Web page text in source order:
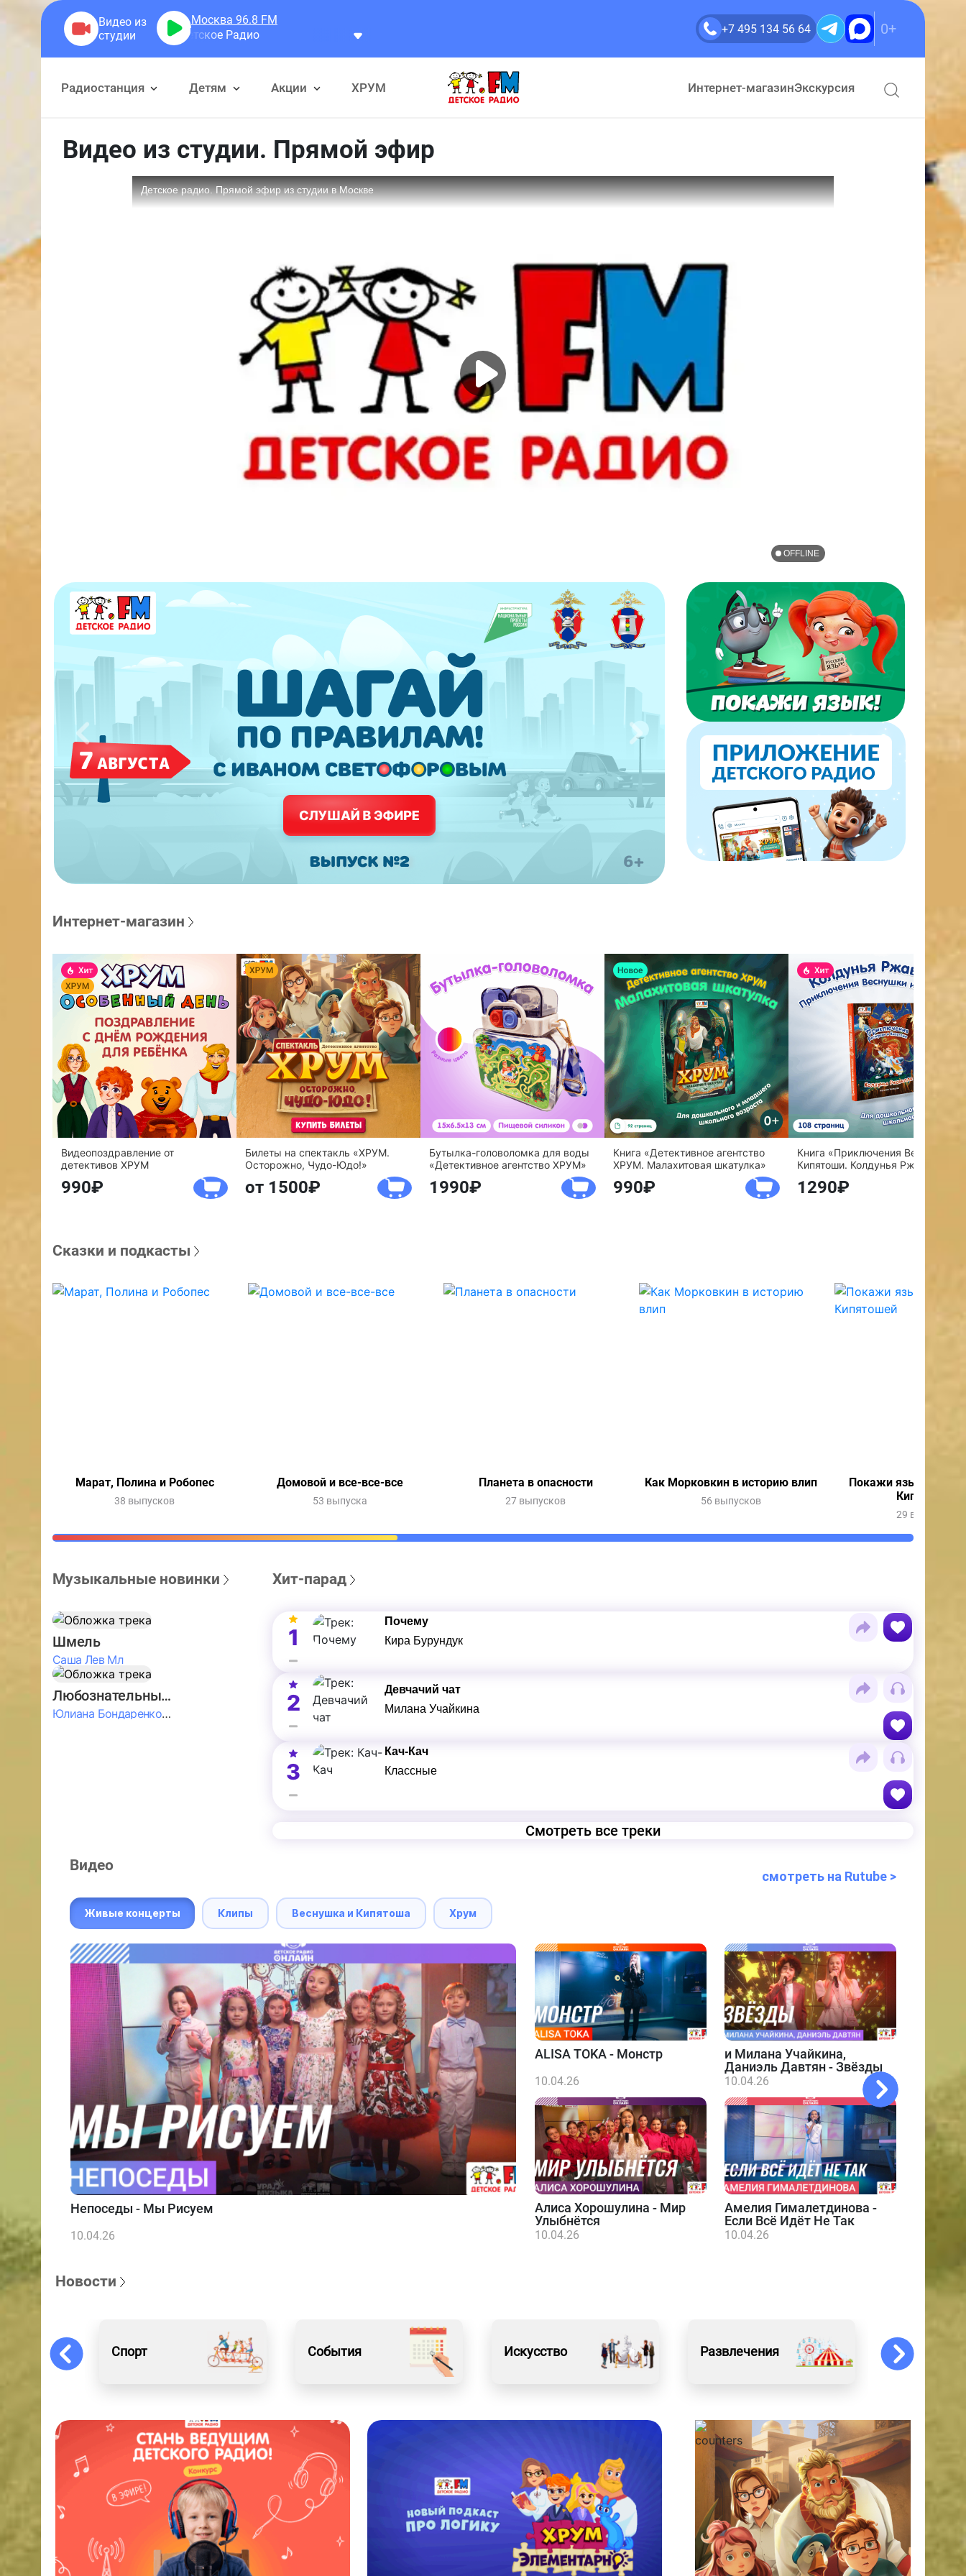
Москва 96.8 FM
Дарья Ксендзова
+7 495 134 56 64 0+
Радиостанция Детям Акции ХРУМ Интернет-магазинЭкскурсия
Видео из студии. Прямой эфир
Интернет-магазин
Видеопоздравление от
детективов ХРУМ
990
Билеты на спектакль «ХРУМ.
Осторожно, Чудо-Юдо!»
от 1500
Бутылка-головоломка для воды
«Детективное агентство ХРУМ»
1990
Книга «Детективное агентство
ХРУМ. Малахитовая шкатулка»
990
Книга «Приключения Веснушки и
Кипятоши. Колдунья Ржавелла»
1290
Сказки и подкасты
Марат, Полина и Робопес
38 выпусков
Домовой и все-все-все
53 выпуска
Планета в опасности
27 выпусков
Как Морковкин в историю влип
56 выпусков
Покажи язык с
Кипятошей
29 выпусков
Музыкальные новинки
Шмель
Саша Лев Мл
Любознательные Дети
Юлиана Бондаренко & Амелия Колпакова & Егор Егоров & Валерия Шевченко & Ксюша Косичкина
Хит-парад
1
Почему
Кира Бурундук
2
Девчачий чат
Милана Учайкина
3
Кач-Кач
Классные
Смотреть все треки
Видео
смотреть на Rutube >
Живые концерты Клипы Веснушка и Кипятоша Хрум
Непоседы - Мы Рисуем
10.04.26
ALISA TOKA - Монстр
10.04.26
и Милана Учайкина,
Даниэль Давтян - Звёзды
10.04.26
Алиса Хорошулина - Мир
Улыбнётся
10.04.26
Амелия Гималетдинова -
Если Всё Идёт Не Так
10.04.26
Новости
Спорт События Искусство Развлечения Обо всём